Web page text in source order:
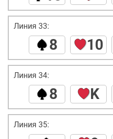
Линия 33:
8 10
Линия 34:
8 K
Линия 35: